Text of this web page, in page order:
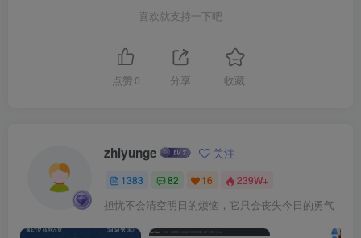
喜欢就支持一下吧
点赞 0 分享 收藏
zhiyunge 关注
1383 82 16 239W+
担忧不会清空明日的烦恼，它只会丧失今日的勇气